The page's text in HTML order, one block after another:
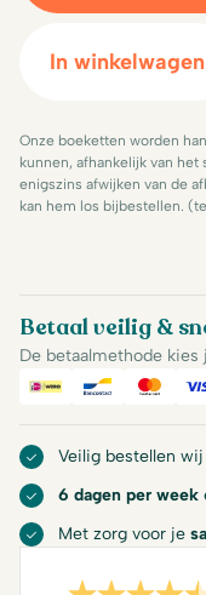
In winkelwagen
Onze boeketten worden
kunnen, afhankelijk van
enigszins afwijken van de
kan hem los bijbestellen.
Betaal veilig &
De betaalmethode kies
iDeal Bancontact
Veilig bestellen
6 dagen per week
Met zorg voor je